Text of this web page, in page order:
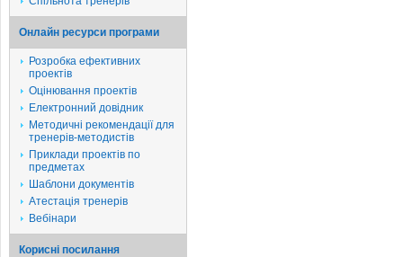
Онлайн ресурси програми
Розробка ефективних
проектів
Оцінювання проектів
Електронний довідник
Методичні рекомендації для
тренерів-методистів
Приклади проектів по
предметах
Шаблони документів
Атестація тренерів
Вебінари
Корисні посилання